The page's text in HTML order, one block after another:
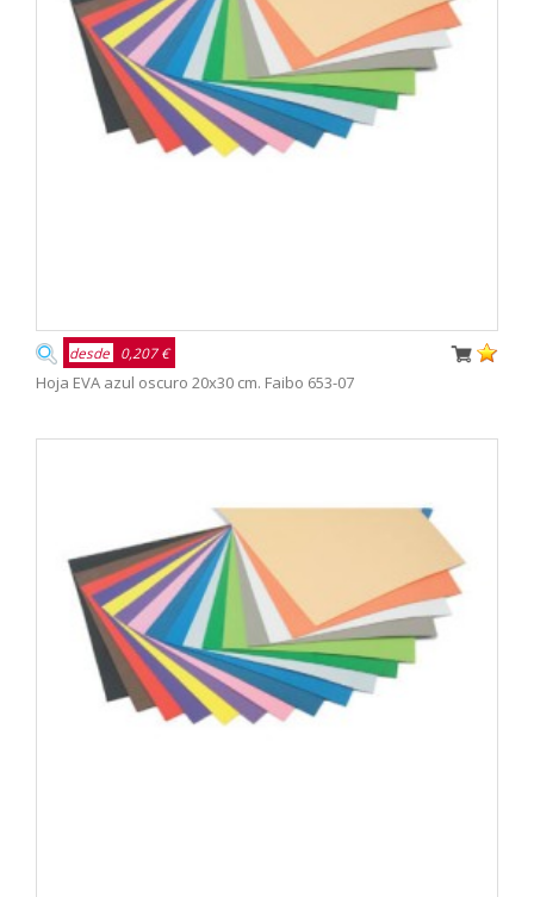
desde 0,207 €
Hoja EVA azul oscuro 20x30 cm. Faibo 653-07